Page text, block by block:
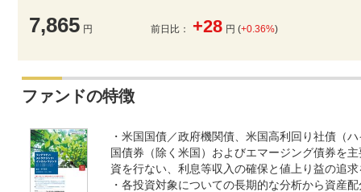
7,865 円 前日比： +28 円 (+0.36%)
ファンドの特徴
・米国国債／政府機関債、米国高利回り社債（
国債券（除く米国）およびエマージング債券を
資を行ない、利息等収入の確保と値上り益の追
・各投資対象についての長期的な分析から資産